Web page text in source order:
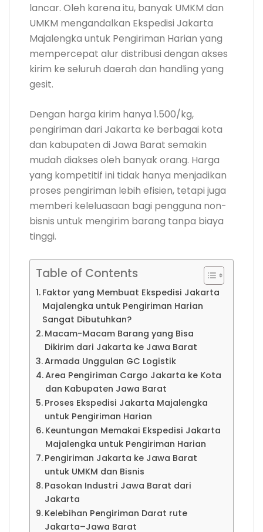
lancar. Oleh karena itu, banyak UMKM dan
UMKM mengandalkan Ekspedisi Jakarta
Majalengka untuk Pengiriman Harian yang
mempercepat alur distribusi dengan akses
kirim ke seluruh daerah dan handling yang
gesit.
Dengan harga kirim hanya 1.500/kg,
pengiriman dari Jakarta ke berbagai kota
dan kabupaten di Jawa Barat semakin
mudah diakses oleh banyak orang. Harga
yang kompetitif ini tidak hanya menjadikan
proses pengiriman lebih efisien, tetapi juga
memberi keleluasaan bagi pengguna non-
bisnis untuk mengirim barang tanpa biaya
tinggi.
Table of Contents
Faktor yang Membuat Ekspedisi Jakarta
Majalengka untuk Pengiriman Harian
Sangat Dibutuhkan?
Macam-Macam Barang yang Bisa
Dikirim dari Jakarta ke Jawa Barat
Armada Unggulan GC Logistik
Area Pengiriman Cargo Jakarta ke Kota
dan Kabupaten Jawa Barat
Proses Ekspedisi Jakarta Majalengka
untuk Pengiriman Harian
Keuntungan Memakai Ekspedisi Jakarta
Majalengka untuk Pengiriman Harian
Pengiriman Jakarta ke Jawa Barat
untuk UMKM dan Bisnis
Pasokan Industri Jawa Barat dari
Jakarta
Kelebihan Pengiriman Darat rute
Jakarta–Jawa Barat